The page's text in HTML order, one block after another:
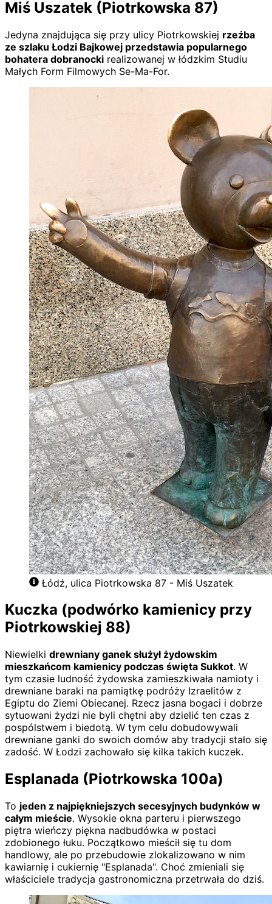
Miś Uszatek (Piotrkowska 87)
Jedyna znajdująca się przy ulicy Piotrkowskiej rzeźba
ze szlaku Łodzi Bajkowej przedstawia popularnego
bohatera dobranocki realizowanej w łódzkim Studiu
Małych Form Filmowych Se-Ma-For.
Łódź, ulica Piotrkowska 87 - Miś Uszatek
Kuczka (podwórko kamienicy przy
Piotrkowskiej 88)
Niewielki drewniany ganek służył żydowskim
mieszkańcom kamienicy podczas święta Sukkot. W
tym czasie ludność żydowska zamieszkiwała namioty i
drewniane baraki na pamiątkę podróży Izraelitów z
Egiptu do Ziemi Obiecanej. Rzecz jasna bogaci i dobrze
sytuowani żydzi nie byli chętni aby dzielić ten czas z
pospólstwem i biedotą. W tym celu dobudowywali
drewniane ganki do swoich domów aby tradycji stało się
zadość. W Łodzi zachowało się kilka takich kuczek.
Esplanada (Piotrkowska 100a)
To jeden z najpiękniejszych secesyjnych budynków w
całym mieście. Wysokie okna parteru i pierwszego
piętra wieńczy piękna nadbudówka w postaci
zdobionego łuku. Początkowo mieścił się tu dom
handlowy, ale po przebudowie zlokalizowano w nim
kawiarnię i cukiernię "Esplanada". Choć zmieniali się
właściciele tradycja gastronomiczna przetrwała do dziś.